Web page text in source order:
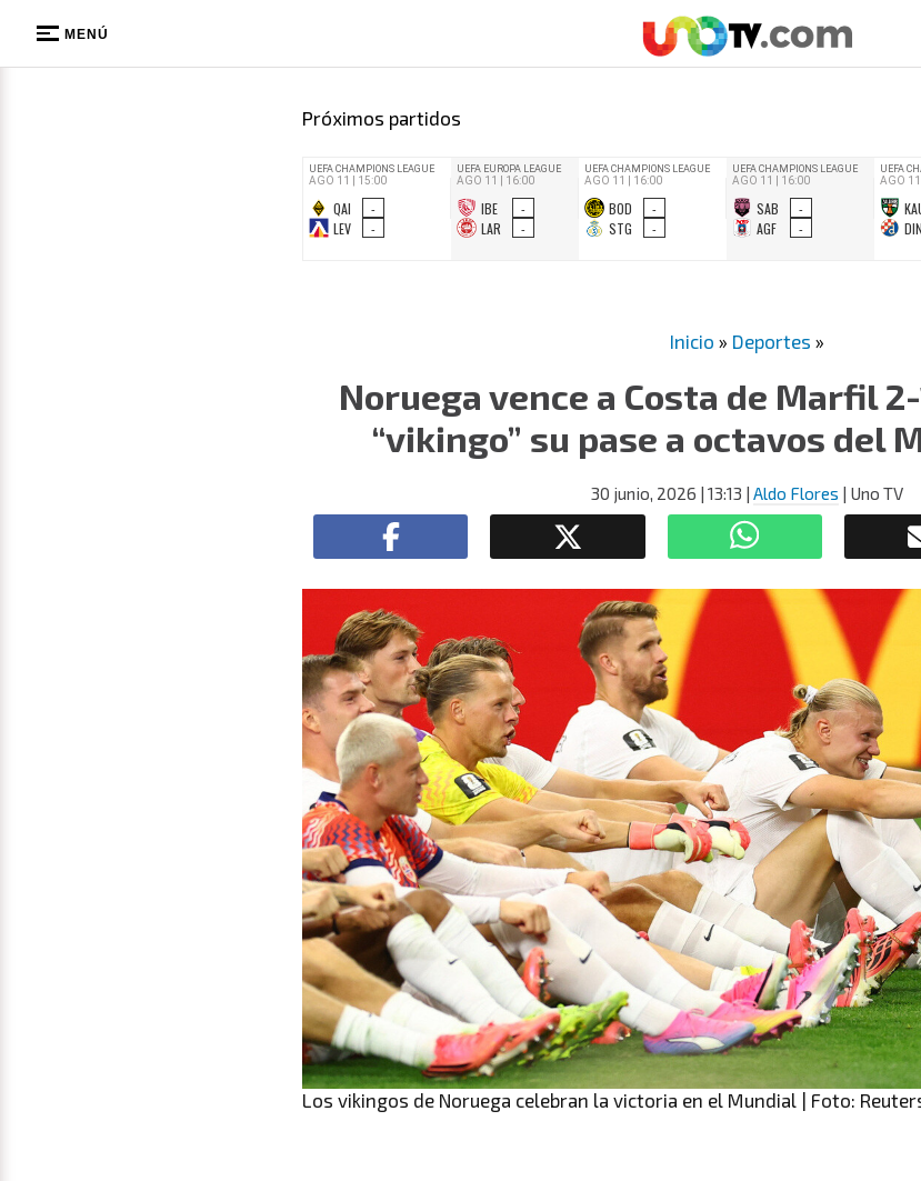
MENÚ
Próximos partidos
Inicio » Deportes »
Noruega vence a Costa de Marfil
“vikingo” su pase a octavos del
30 junio, 2026 | 13:13 | Aldo Flores | Uno TV
Los vikingos de Noruega celebran la victoria en el Mundial | Foto: